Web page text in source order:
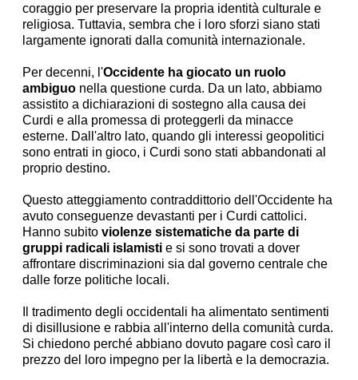
coraggio per preservare la propria identità culturale e
religiosa. Tuttavia, sembra che i loro sforzi siano stati
largamente ignorati dalla comunità internazionale.
Per decenni, l'Occidente ha giocato un ruolo
ambiguo nella questione curda. Da un lato, abbiamo
assistito a dichiarazioni di sostegno alla causa dei
Curdi e alla promessa di proteggerli da minacce
esterne. Dall'altro lato, quando gli interessi geopolitici
sono entrati in gioco, i Curdi sono stati abbandonati al
proprio destino.
Questo atteggiamento contraddittorio dell'Occidente ha
avuto conseguenze devastanti per i Curdi cattolici.
Hanno subito violenze sistematiche da parte di
gruppi radicali islamisti e si sono trovati a dover
affrontare discriminazioni sia dal governo centrale che
dalle forze politiche locali.
Il tradimento degli occidentali ha alimentato sentimenti
di disillusione e rabbia all'interno della comunità curda.
Si chiedono perché abbiano dovuto pagare così caro il
prezzo del loro impegno per la libertà e la democrazia.